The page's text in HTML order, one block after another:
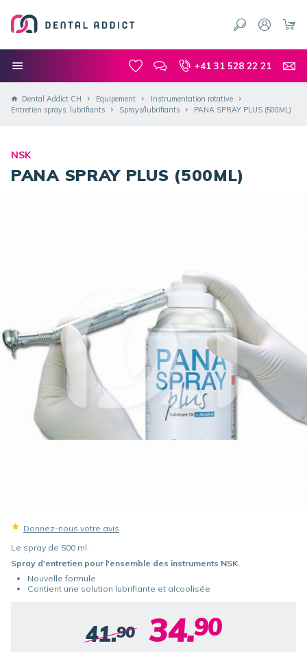
+41 31 528 22 21
Dental Addict CH Equipement
Instrumentation rotative
Entretien sprays, lubrifiants
Sprays/lubrifiants PANA SPRAY PLUS (500ML)
NSK
PANA SPRAY PLUS (500ML)
Donnez-nous votre avis
Le spray de 500 ml.
Spray d'entretien pour l'ensemble des instruments NSK.
Nouvelle formule
Contient une solution lubrifiante et alcoolisée
41.90 34.90